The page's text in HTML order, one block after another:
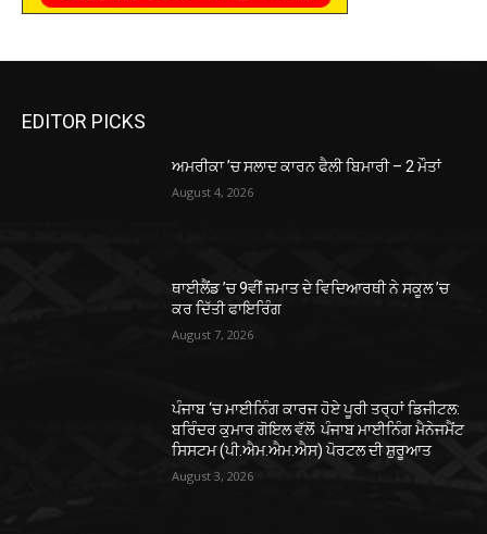
EDITOR PICKS
ਅਮਰੀਕਾ ’ਚ ਸਲਾਦ ਕਾਰਨ ਫੈਲੀ ਬਿਮਾਰੀ – 2 ਮੌਤਾਂ
August 4, 2026
ਥਾਈਲੈਂਡ ’ਚ 9ਵੀਂ ਜਮਾਤ ਦੇ ਵਿਦਿਆਰਥੀ ਨੇ ਸਕੂਲ ’ਚ
ਕਰ ਦਿੱਤੀ ਫਾਇਰਿੰਗ
August 7, 2026
ਪੰਜਾਬ ‘ਚ ਮਾਈਨਿੰਗ ਕਾਰਜ ਹੋਏ ਪੂਰੀ ਤਰ੍ਹਾਂ ਡਿਜੀਟਲ:
ਬਰਿੰਦਰ ਕੁਮਾਰ ਗੋਇਲ ਵੱਲੋਂ ਪੰਜਾਬ ਮਾਈਨਿੰਗ ਮੈਨੇਜਮੈਂਟ
ਸਿਸਟਮ (ਪੀ.ਐਮ.ਐਮ.ਐਸ) ਪੋਰਟਲ ਦੀ ਸ਼ੁਰੂਆਤ
August 3, 2026